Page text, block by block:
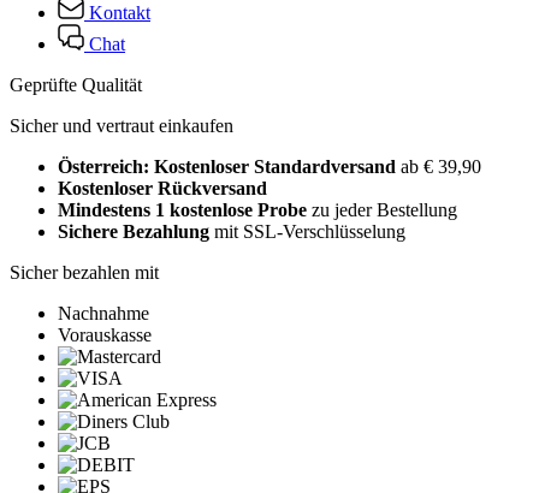
Kontakt
Chat
Geprüfte Qualität
Sicher und vertraut einkaufen
Österreich: Kostenloser Standardversand ab € 39,90
Kostenloser Rückversand
Mindestens 1 kostenlose Probe zu jeder Bestellung
Sichere Bezahlung mit SSL-Verschlüsselung
Sicher bezahlen mit
Nachnahme
Vorauskasse